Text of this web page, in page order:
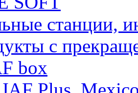
станции,
с
box